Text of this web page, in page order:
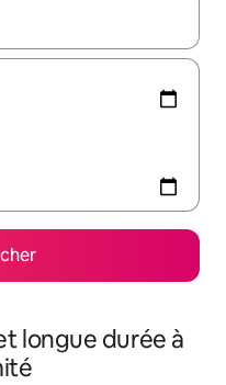
les flèches vers le
longue durée à